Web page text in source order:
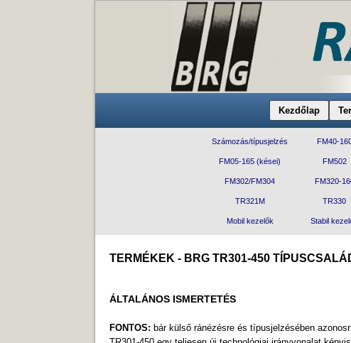
Kezdőlap
Számozás/típusjelzés FM40-
FM05-165 (kései) FM502
FM302/FM304 FM320-
TR321M TR330
Mobil kezelők Stabil
TERMÉKEK - BRG TR301-450
ÁLTALÁNOS ISMERTETÉS
FONTOS: bár külső ránézésre és típusjelzésében